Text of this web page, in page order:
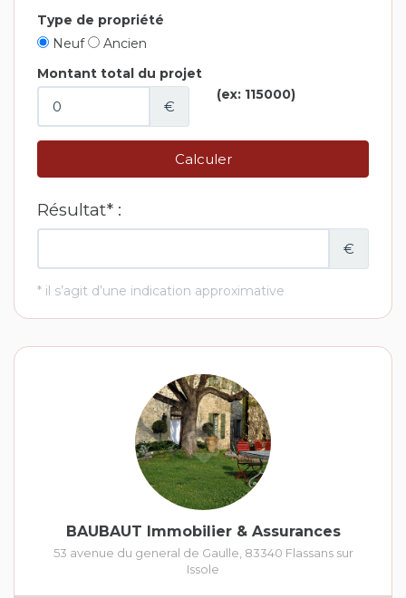
BAUBAUT Immobilier & Assurances
53 avenue du general de Gaulle 83340 Flassans sur
Issole